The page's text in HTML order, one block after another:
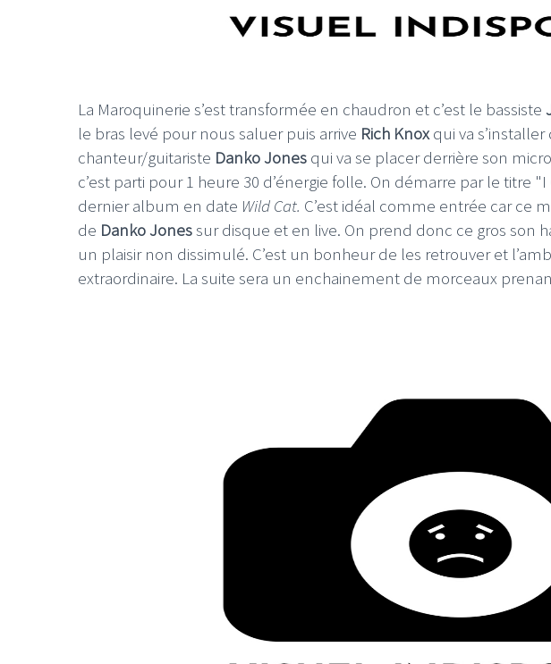
La Maroquinerie s’est transformée en chaudron et c’est le bassiste
le bras levé pour nous saluer puis arrive Rich Knoxqui va
chanteur/guitariste Danko Jones qui va se placer derrière son
c’est parti pour 1 heure 30 d’énergie folle. On démarre par le titre
dernier album en date Wild Cat. C’est idéal comme entrée car ce
de Danko Jonessur disque et en live. On prend donc ce gros son
un plaisir non dissimulé. C’est un bonheur de les retrouver et
extraordinaire. La suite sera un enchainement de morceaux
LE GROS RIFFIFI
LE GROS RIFFIFI –
Christmas Riffifi 2025 !!!